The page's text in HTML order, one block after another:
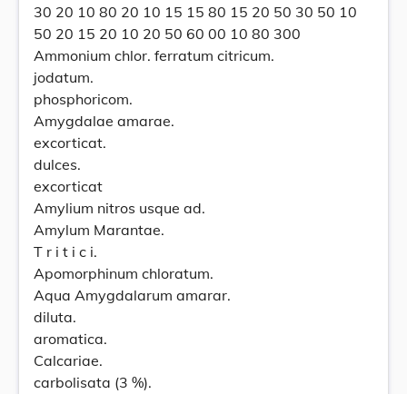
30 20 10 80 20 10 15 15 80 15 20 50 30 50 10
50 20 15 20 10 20 50 60 00 10 80 300
Ammonium chlor. ferratum citricum.
jodatum.
phosphoricom.
Amygdalae amarae.
excorticat.
dulces.
excorticat
Amylium nitros usque ad.
Amylum Marantae.
T r i t i c i.
Apomorphinum chloratum.
Aqua Amygdalarum amarar.
diluta.
aromatica.
Calcariae.
carbolisata (3 %).